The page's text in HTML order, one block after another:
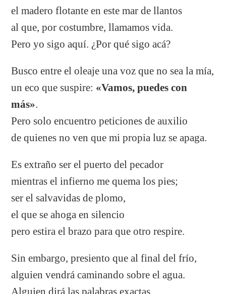
el madero flotante en este mar de llantos
al que, por costumbre, llamamos vida.
Pero yo sigo aquí. ¿Por qué sigo acá?
Busco entre el oleaje una voz que no sea la mía,
un eco que suspire: «Vamos, puedes con
más».
Pero solo encuentro peticiones de auxilio
de quienes no ven que mi propia luz se apaga.
Es extraño ser el puerto del pecador
mientras el infierno me quema los pies;
ser el salvavidas de plomo,
el que se ahoga en silencio
pero estira el brazo para que otro respire.
Sin embargo, presiento que al final del frío,
alguien vendrá caminando sobre el agua.
Alguien dirá las palabras exactas,